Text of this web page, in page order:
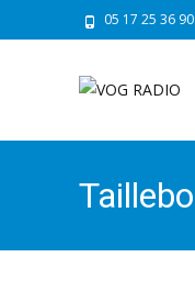
05 17 25 36 90